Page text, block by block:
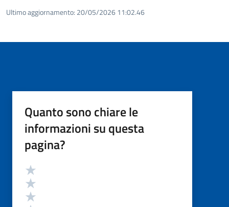
Ultimo aggiornamento: 20/05/2026 11:02.46
Quanto sono chiare le
informazioni su questa
pagina?
Valutazione